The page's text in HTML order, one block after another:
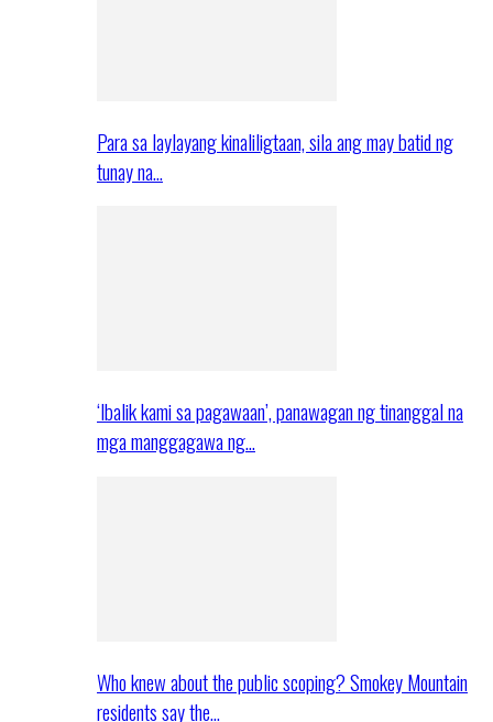
Para sa laylayang kinaliligtaan, sila ang may batid ng
tunay na…
‘Ibalik kami sa pagawaan’, panawagan ng tinanggal na
mga manggagawa ng…
Who knew about the public scoping? Smokey Mountain
residents say the…